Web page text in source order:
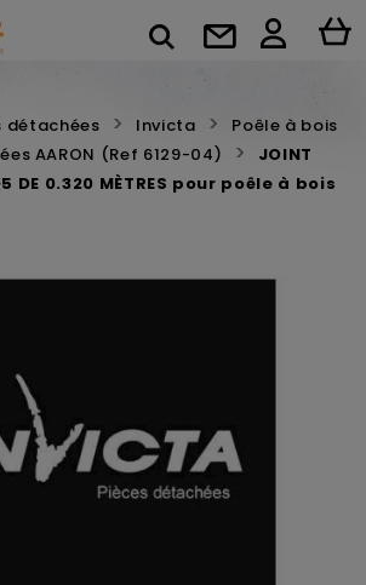
détachées Invicta
Poêle à bois
AARON (Ref 6129-04)
JOINT
DE 0.320 MÈTRES pour poêle à bois